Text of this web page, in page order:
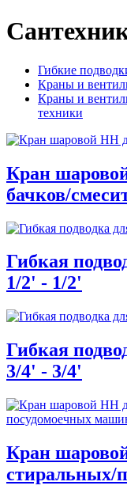
Гибкие
Краны и
Краны и
техники
Кран
бачков/
Гибкая
1/2' - 1/2'
Гибкая
3/4' - 3/4'
Кран
стиральных/